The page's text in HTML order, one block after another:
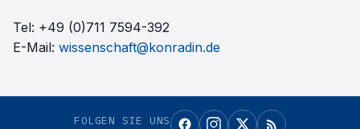
Tel: +49 (0)711 7594-392
E-Mail: wissenschaft@konradin.de
FOLGEN SIE UNS